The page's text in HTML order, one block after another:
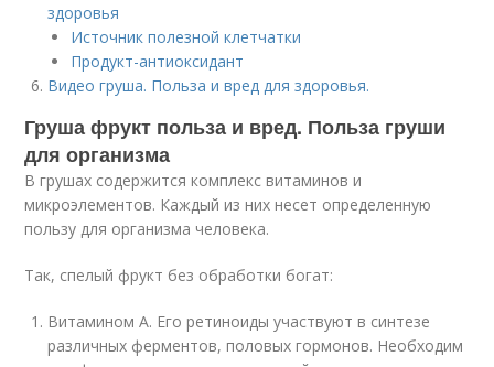
здоровья
Источник полезной клетчатки
Продукт-антиоксидант
Видео груша. Польза и вред для здоровья.
Груша фрукт польза и вред. Польза груши
для организма
В грушах содержится комплекс витаминов и
микроэлементов. Каждый из них несет определенную
пользу для организма человека.
Так, спелый фрукт без обработки богат:
Витамином А. Его ретиноиды участвуют в синтезе
различных ферментов, половых гормонов. Необходим